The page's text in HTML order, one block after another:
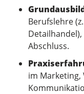
Berufslehre
Abschluss.
im